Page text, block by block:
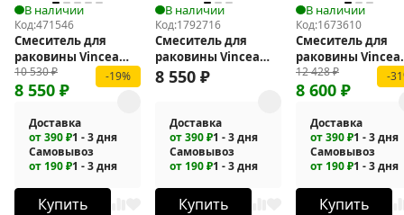
В наличии
Код:471546
Смеситель для
раковины Vincea
Desire VBF-1D2CH
10 530₽
8 550 ₽
-19%
Доставка
от 390 ₽1 - 3 дня
Самовывоз
от 190 ₽1 - 3 дня
Купить
В наличии
Код:1792716
Смеситель для
раковины Vincea
Феерие (Feerie) VBF-
8 550 ₽
Доставка
от 390 ₽1 - 3 дня
Самовывоз
от 190 ₽1 - 3 дня
Купить
В наличии
Код:1673610
Смеситель для
раковины Vincea
Villa VBF-1VL1GM
12 428₽
8 600 ₽
-
Доставка
от 390 ₽1 - 3 дня
Самовывоз
от 190 ₽1 - 3 дня
Купить